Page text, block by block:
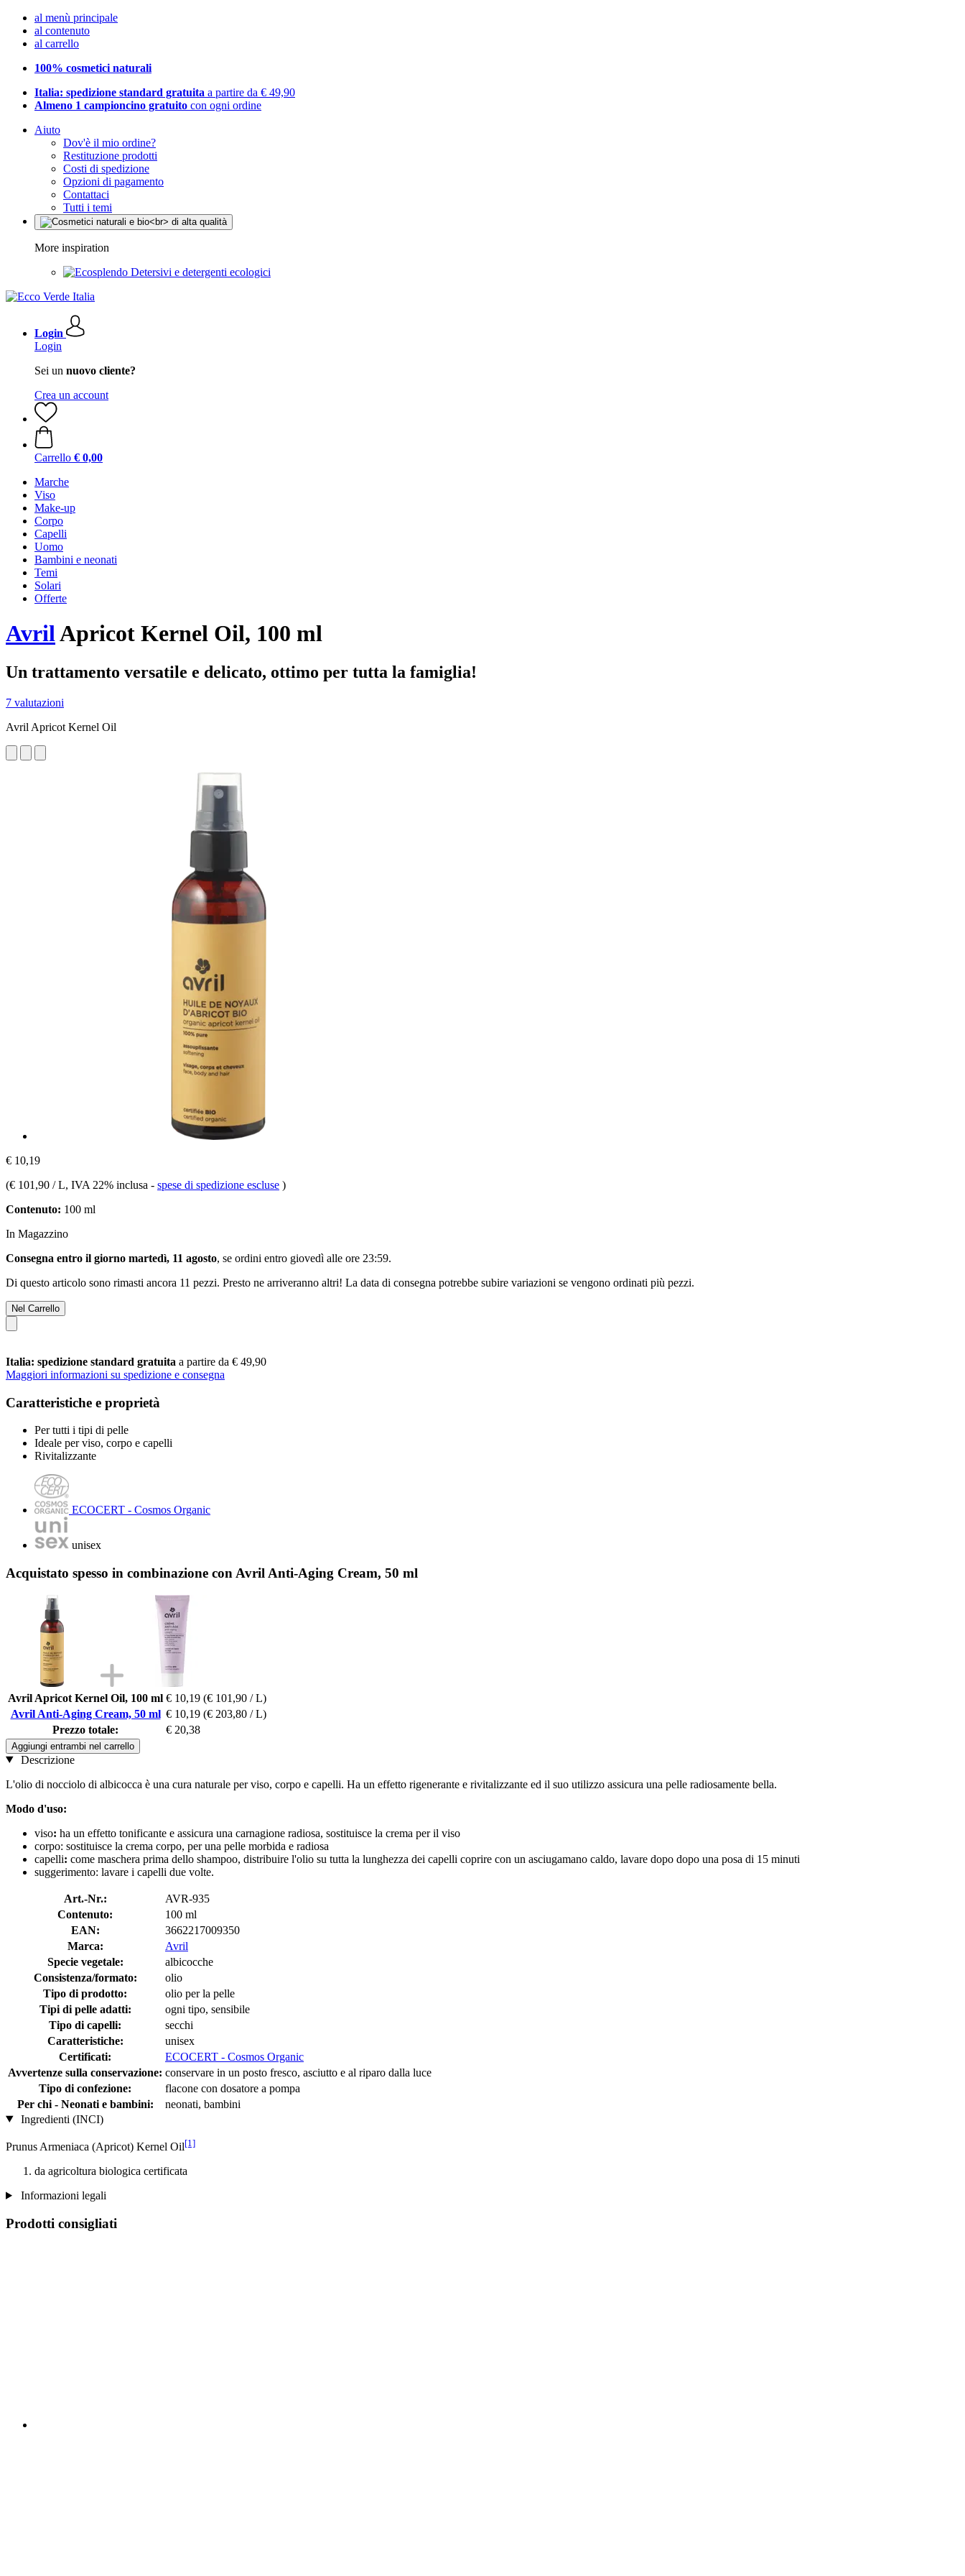
al menù principale
al contenuto
al carrello
100% cosmetici naturali
Italia: spedizione standard gratuita a partire da € 49,90
Almeno 1 campioncino gratuito con ogni ordine
Aiuto
Dov'è il mio ordine?
Restituzione prodotti
Costi di spedizione
Opzioni di pagamento
Contattaci
Tutti i temi
More inspiration
Detersivi e detergenti ecologici
Login
Login
Sei un nuovo cliente?
Crea un account
Carrello € 0,00
Marche
Viso
Make-up
Corpo
Capelli
Uomo
Bambini e neonati
Temi
Solari
Offerte
AvrilApricot Kernel Oil, 100 ml
Un trattamento versatile e delicato, ottimo per tutta la famiglia!
7 valutazioni
Avril Apricot Kernel Oil
€ 10,19
(€ 101,90 / L, IVA 22% inclusa - spese di spedizione escluse )
Contenuto: 100 ml
In Magazzino
Consegna entro il giorno martedì, 11 agosto, se ordini entro giovedì alle ore 23:59.
Di questo articolo sono rimasti ancora 11 pezzi. Presto ne arriveranno altri! La data di consegna potrebbe subire variazioni se vengono ordinati più pezzi.
Nel Carrello
Italia: spedizione standard gratuita a partire da € 49,90
Maggiori informazioni su spedizione e consegna
Caratteristiche e proprietà
Per tutti i tipi di pelle
Ideale per viso, corpo e capelli
Rivitalizzante
ECOCERT - Cosmos Organic
unisex
Acquistato spesso in combinazione con Avril Anti-Aging Cream, 50 ml
Avril Apricot Kernel Oil, 100 ml € 10,19 (€ 101,90 / L)
Avril Anti-Aging Cream, 50 ml € 10,19 (€ 203,80 / L)
Prezzo totale:
€ 20,38
Aggiungi entrambi nel carrello
Descrizione
L'olio di nocciolo di albicocca è una cura naturale per viso, corpo e capelli. Ha un effetto rigenerante e rivitalizzante ed il suo utilizzo assicura una pelle radiosamente bella.
Modo d'uso:
viso: ha un effetto tonificante e assicura una carnagione radiosa, sostituisce la crema per il viso
corpo: sostituisce la crema corpo, per una pelle morbida e radiosa
capelli: come maschera prima dello shampoo, distribuire l'olio su tutta la lunghezza dei capelli coprire con un asciugamano caldo, lavare dopo dopo una posa di 15 minuti
suggerimento: lavare i capelli due volte.
Art.-Nr.:
AVR-935
Contenuto:
100 ml
EAN:
3662217009350
Marca:
Avril
Specie vegetale:
albicocche
Consistenza/formato:
olio
Tipo di prodotto:
olio per la pelle
Tipi di pelle adatti:
ogni tipo, sensibile
Tipo di capelli:
secchi
Caratteristiche:
unisex
Certificati:
ECOCERT - Cosmos Organic
Avvertenze sulla conservazione: conservare in un posto fresco, asciutto e al riparo dalla luce
Tipo di confezione:
flacone con dosatore a pompa
Per chi - Neonati e bambini:
neonati, bambini
Ingredienti (INCI)
Prunus Armeniaca (Apricot) Kernel Oil[1]
da agricoltura biologica certificata
Informazioni legali
Prodotti consigliati